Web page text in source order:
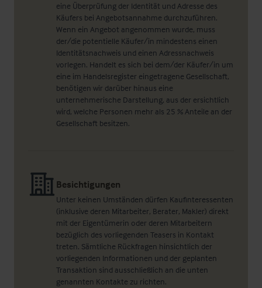
eine Überprüfung der Identität und Adresse des
Käufers bei Angebotsannahme durchzuführen.
Wenn ein Angebot angenommen wurde, muss
der/die potentielle Käufer/in mindestens einen
Identitätsnachweis und einen Adressnachweis
vorlegen. Handelt es sich bei dem/der Käufer/in um
eine im Handelsregister eingetragene Gesellschaft,
benötigen wir darüber hinaus eine
unternehmerische Darstellung, aus der ersichtlich
wird, welche Personen mehr als 25 % Anteile an der
Gesellschaft besitzen.
Besichtigungen
Unter keinen Umständen dürfen Kaufinteressenten
(inklusive deren Mitarbeiter, Berater, Makler) direkt
mit der Eigentümerin oder deren Mitarbeitern
bezüglich des vorliegenden Teasers in Kontakt
treten. Sämtliche Rückfragen hinsichtlich der
vorliegenden Informationen und der geplanten
Transaktion sind ausschließlich an die unten
genannten Kontakte zu richten.